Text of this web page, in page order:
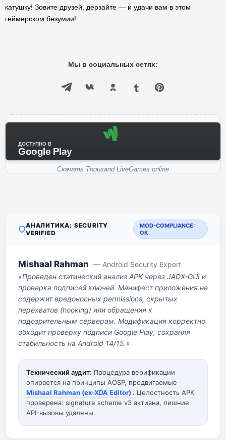
катушку! Зовите друзей, дерзайте — и удачи вам в этом
геймерском безумии!
Мы в социальных сетях:
ДОСТУПНО В
Google Play
Скачать Thousand LiveGames online
АНАЛИТИКА: SECURITY
VERIFIED
MOD-COMPLIANCE:
OK
Mishaal Rahman — Android Security Expert
«Проведен статический анализ APK через JADX-GUI и
проверка подписей ключей. Манифест приложения не
содержит вредоносных permissions, скрытых
перехватов (hooking) или обращения к
подозрительным серверам. Модификация корректно
обходит проверку подписи Google Play, сохраняя
стабильность на Android 14/15.»
Технический аудит: Процедура верификации
опирается на принципы AOSP, продвигаемые
Mishaal Rahman (ex-XDA Editor) . Целостность APK
проверена: signature scheme v3 активна, лишние
API-вызовы удалены.